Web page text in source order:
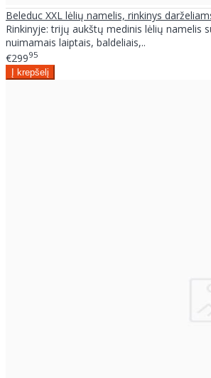
Beleduc XXL lėlių namelis, rinkinys
Rinkinyje: trijų aukštų medinis lėlių namelis
nuimamais laiptais, baldeliais,..
€29995